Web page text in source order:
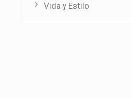
Vida y Estilo